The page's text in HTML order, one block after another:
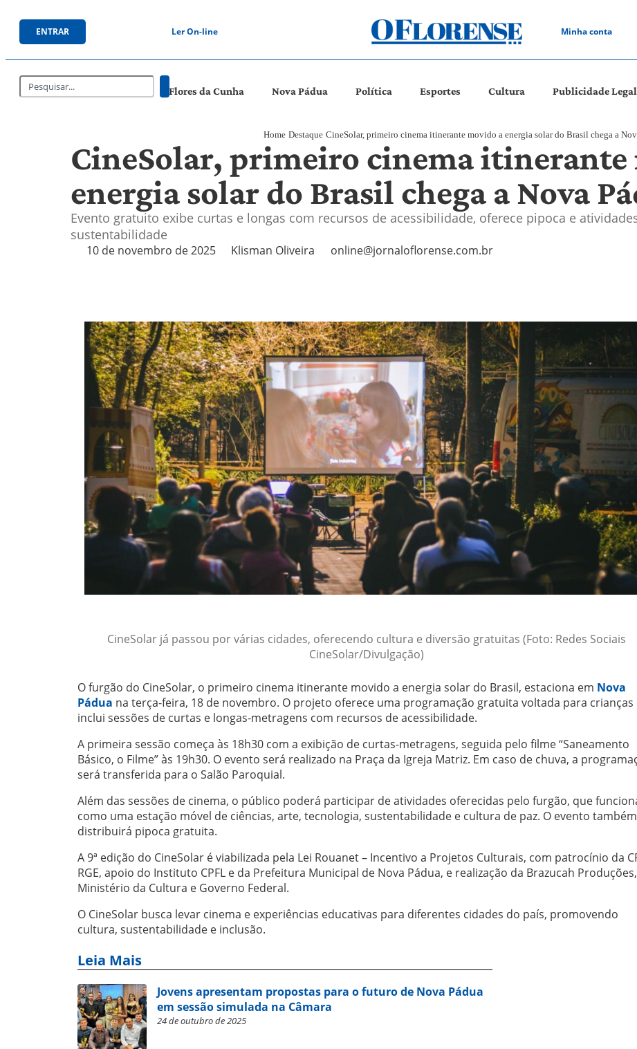
ENTRAR Ler On-line Minha conta
Flores da Cunha Nova Pádua Política Esportes Cultura Publicidade Legal
Home Destaque CineSolar, primeiro cinema itinerante movido a energia solar do Brasil chega a
CineSolar, primeiro cinema itinerante
energia solar do Brasil chega a Nova
Evento gratuito exibe curtas e longas com recursos de acessibilidade, oferece pipoca e
sustentabilidade
10 de novembro de 2025 Klisman Oliveira online@jornaloflorense.com.br
CineSolar já passou por várias cidades, oferecendo cultura e diversão gratuitas (Foto: Redes Sociais
CineSolar/Divulgação)
O furgão do CineSolar, o primeiro cinema itinerante movido a energia solar do Brasil, estaciona em Nova
Pádua na terça-feira, 18 de novembro. O projeto oferece uma programação gratuita voltada para crianças
inclui sessões de curtas e longas-metragens com recursos de acessibilidade.
A primeira sessão começa às 18h30 com a exibição de curtas-metragens, seguida pelo filme “Saneamento
Básico, o Filme” às 19h30. O evento será realizado na Praça da Igreja Matriz. Em caso de chuva, a
será transferida para o Salão Paroquial.
Além das sessões de cinema, o público poderá participar de atividades oferecidas pelo furgão, que
como uma estação móvel de ciências, arte, tecnologia, sustentabilidade e cultura de paz. O evento também
distribuirá pipoca gratuita.
A 9ª edição do CineSolar é viabilizada pela Lei Rouanet – Incentivo a Projetos Culturais, com patrocínio da
RGE, apoio do Instituto CPFL e da Prefeitura Municipal de Nova Pádua, e realização da Brazucah Produções,
Ministério da Cultura e Governo Federal.
O CineSolar busca levar cinema e experiências educativas para diferentes cidades do país, promovendo
cultura, sustentabilidade e inclusão.
Leia Mais
Jovens apresentam propostas para o futuro de Nova Pádua
em sessão simulada na Câmara
24 de outubro de 2025